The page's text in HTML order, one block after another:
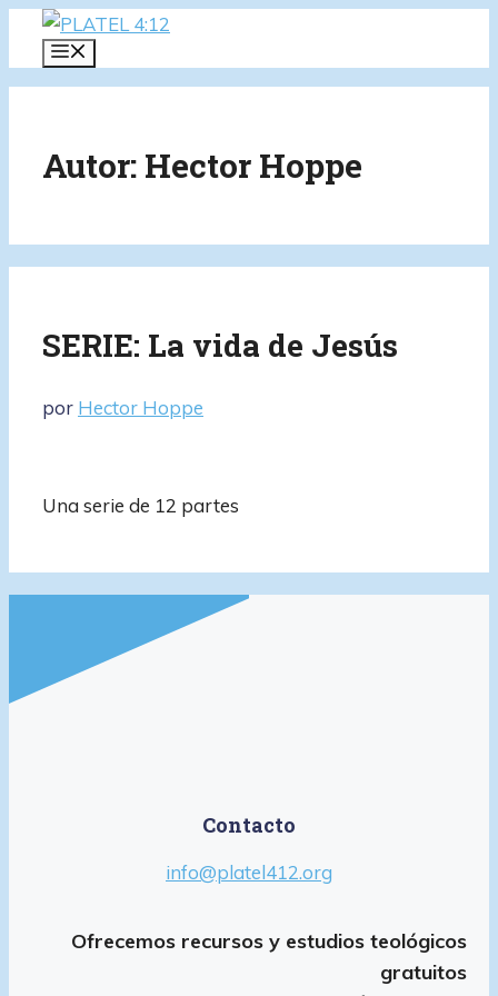
Saltar
contenido
Autor: Hector Hoppe
SERIE: La vida de Jesús
por Hector Hoppe
Una serie de 12 partes
Contacto
info@platel412.org
Ofrecemos recursos y estudios teológicos
gratuitos